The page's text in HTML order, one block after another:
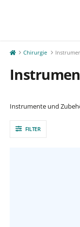
Chirurgie
Instrumente und
FILTER